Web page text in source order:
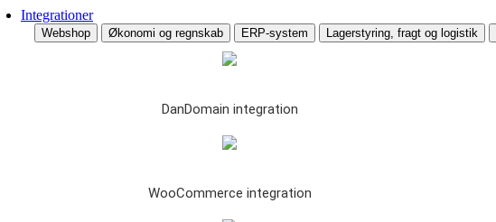
Integrationer
Webshop Økonomi og regnskab ERP-system Lagerstyring, fragt og logistik
DanDomain integration
WooCommerce integration